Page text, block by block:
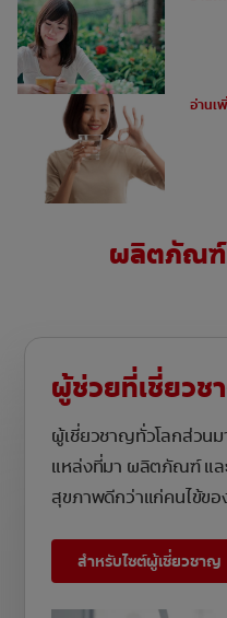
อ่านเ
ผลิตภัณฑ์
ผู้ช่วยที่เชี่ยวช
ผู้เชี่ยวชาญทั่วโลกส่วนม
แหล่งที่มา ผลิตภัณฑ์ แล
สุขภาพดีกว่าแก่คนไข้ข
สำหรับไซต์ผู้เชี่ยวชาญ